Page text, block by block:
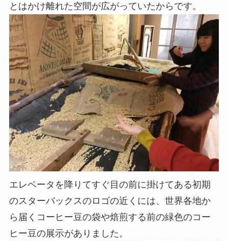
とはかけ離れた空間が広がっていたからです。
エレベータを降りてすぐ目の前に掛けてある初期
のスターバックスのロゴの近くには、世界各地か
ら届くコーヒー豆の袋や焙煎する前の緑色のコー
ヒー豆の展示がありました。